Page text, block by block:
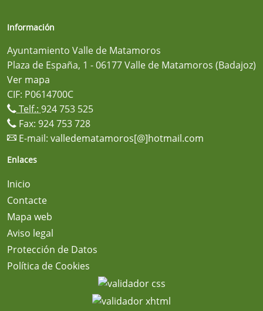
Información
Ayuntamiento Valle de Matamoros
Plaza de España, 1 - 06177 Valle de Matamoros (Badajoz)
Ver mapa
CIF: P0614700C
Telf.: 924 753 525
Fax: 924 753 728
E-mail: valledematamoros[@]hotmail.com
Enlaces
Inicio
Contacte
Mapa web
Aviso legal
Protección de Datos
Política de Cookies